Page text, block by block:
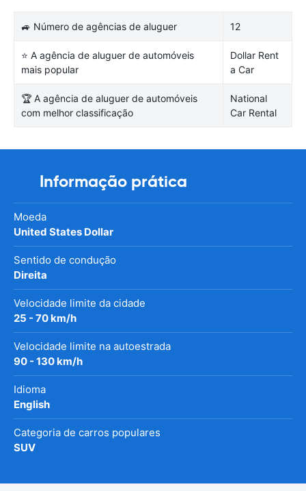
🚙 Número de agências de aluguer 12
⭐ A agência de aluguer de automóveis
mais popular
Dollar Rent
a Car
🏆 A agência de aluguer de automóveis
com melhor classificação
National
Car Rental
Informação prática
Moeda
United States Dollar
Sentido de condução
Direita
Velocidade limite da cidade
25 - 70 km/h
Velocidade limite na autoestrada
90 - 130 km/h
Idioma
English
Categoria de carros populares
SUV